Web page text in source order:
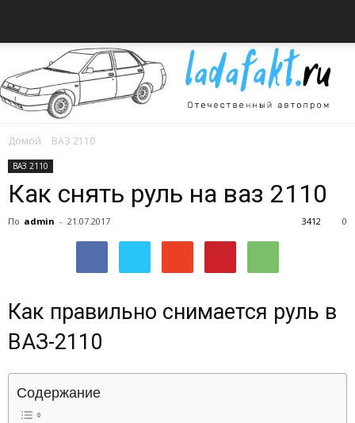
Лада
Домой ВАЗ 2110
ВАЗ 2110
Как снять руль на ваз 2110
По admin - 21.07.2017 0
3412
Как правильно снимается руль в
ВАЗ-2110
Содержание